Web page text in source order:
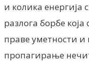
и колика енергија
разлога борбе
праве уметности и
пропагирање